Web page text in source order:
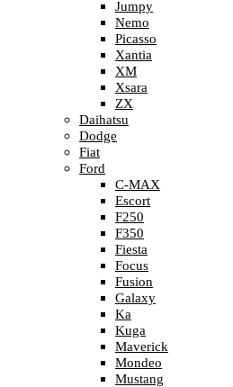
Jumpy
Nemo
Picasso
Xantia
XM
Xsara
ZX
Daihatsu
Dodge
Fiat
Ford
C-MAX
Escort
F250
F350
Fiesta
Focus
Fusion
Galaxy
Ka
Kuga
Maverick
Mondeo
Mustang